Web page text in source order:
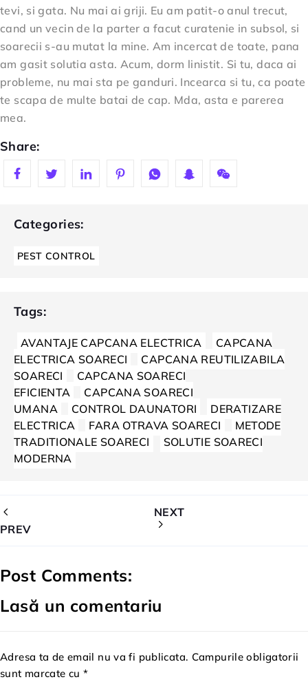
tevi, si gata. Nu mai ai griji. Eu am patit-o anul trecut,
cand un vecin de la parter a facut curatenie in subsol, si
soarecii s-au mutat la mine. Am incercat de toate, pana
am gasit solutia asta. Acum, dorm linistit. Si tu, daca ai
probleme, nu mai sta pe ganduri. Incearca si tu, ca poate
te scapa de multe batai de cap. Mda, asta e parerea
mea.
Share:
Categories:
PEST CONTROL
Tags:
AVANTAJE CAPCANA ELECTRICA
CAPCANA
ELECTRICA SOARECI
CAPCANA REUTILIZABILA
SOARECI
CAPCANA SOARECI
EFICIENTA
CAPCANA SOARECI
UMANA
CONTROL DAUNATORI
DERATIZARE
ELECTRICA
FARA OTRAVA SOARECI
METODE
TRADITIONALE SOARECI
SOLUTIE SOARECI
MODERNA
PREV
NEXT
Post Comments:
Lasă un comentariu
Adresa ta de email nu va fi publicata. Campurile obligatorii
sunt marcate cu *